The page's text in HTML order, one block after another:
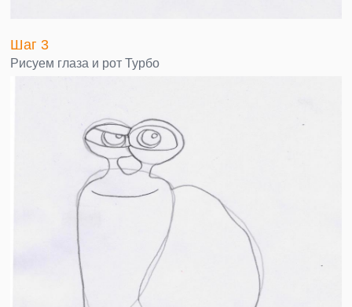
Шаг 3
Рисуем глаза и рот Турбо